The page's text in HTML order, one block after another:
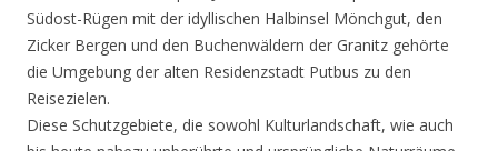
Südost-Rügen mit der idyllischen Halbinsel Mönchgut, den
Zicker Bergen und den Buchenwäldern der Granitz gehörte
die Umgebung der alten Residenzstadt Putbus zu den
Reisezielen.
Diese Schutzgebiete, die sowohl Kulturlandschaft, wie auch